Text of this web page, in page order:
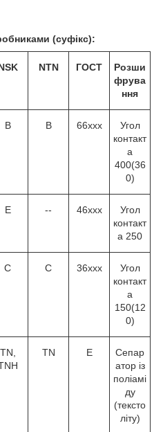
(суфікс):
NTN ГОСТ
Розши
фрува
ння
В В 66ххх
Угол
контакт
а
400(36
0)
E -- 46ххх
Угол
контакт
а 250
C C 36ххх
Угол
контакт
а
150(12
0)
TN,
TN Е
Сепар
атор із
поліамі
ду
(тексто
літу)